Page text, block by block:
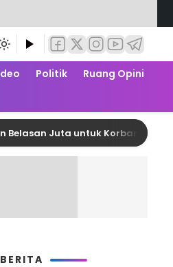
Politik
Ruang Opini
Juta untuk Korban Kebakaran di